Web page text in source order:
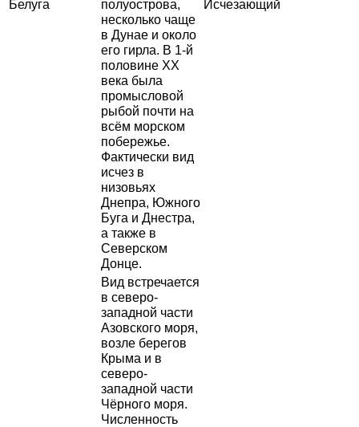
Белуга
полуострова,
несколько чаще
в Дунае и около
его гирла. В 1-й
половине XX
века была
промысловой
рыбой почти на
всём морском
побережье.
Фактически вид
исчез в
низовьях
Днепра, Южного
Буга и Днестра,
а также в
Северском
Донце.
Исчезающий
Вид встречается
в северо-
западной части
Азовского моря,
возле берегов
Крыма и в
северо-
западной части
Чёрного моря.
Численность